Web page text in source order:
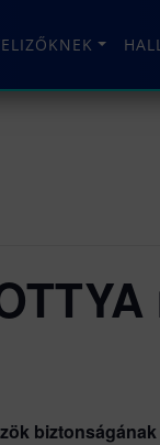
biztonságának